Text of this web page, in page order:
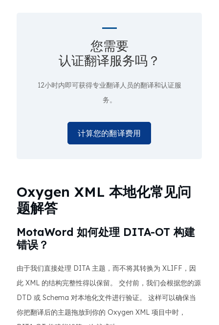
您需要
认证翻译服务吗？
12小时内即可获得专业翻译人员的翻译和认证服
务。
计算您的翻译费用
Oxygen XML 本地化常见问
题解答
MotaWord 如何处理 DITA-OT 构建
错误？
由于我们直接处理 DITA 主题，而不将其转换为 XLIFF，因
此 XML 的结构完整性得以保留。 交付前，我们会根据您的源
DTD 或 Schema 对本地化文件进行验证。 这样可以确保当
你把翻译后的主题拖放到你的 Oxygen XML 项目中时，